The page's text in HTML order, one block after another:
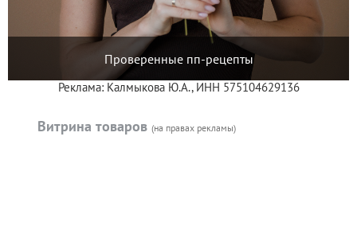
Проверенные пп-рецепты
Реклама: Калмыкова Ю.А., ИНН 575104629136
Витрина товаров (на правах рекламы)